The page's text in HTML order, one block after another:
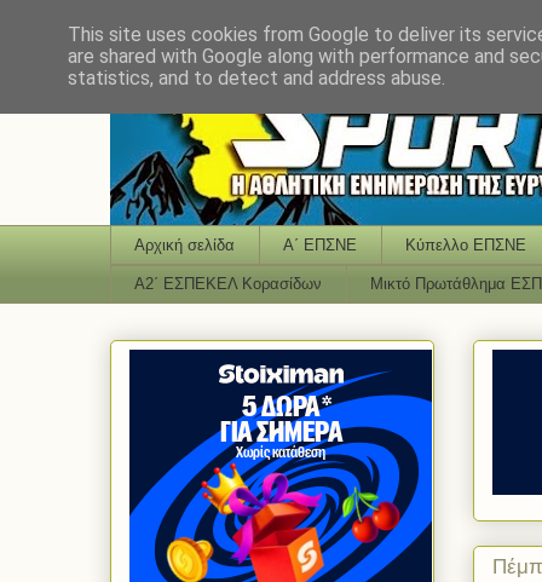
Αρχική σελίδα Α΄ ΕΠΣΝΕ Κύπελλο ΕΠΣΝΕ
Α2΄ ΕΣΠΕΚΕΛ Κορασίδων Μικτό Πρωτάθλημα
This site uses cookies from Google to deliver its
are shared with Google along with performance and
statistics, and to detect and address abuse.